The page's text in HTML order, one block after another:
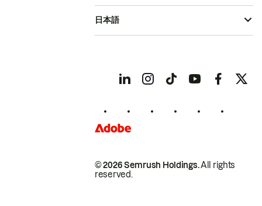
© 2026 Semrush Holdings.All rights
reserved.
日本語